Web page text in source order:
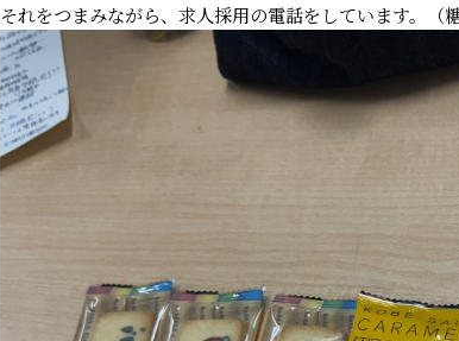
それをつまみながら、求人採用の電話をしています。（